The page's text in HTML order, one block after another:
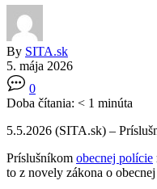
By SITA.sk
5. mája 2026
0
Doba čítania: < 1 minúta
5.5.2026 (SITA.sk) –
Príslušníkom obecnej polície
to z novely zákona o